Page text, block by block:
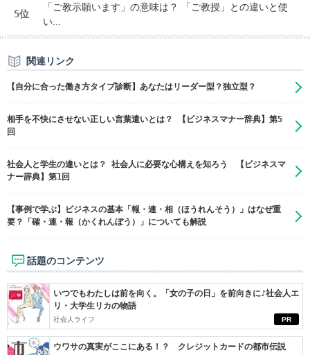
5位
「ご教示願います」の意味は？ 「ご教授」との違いと使
い...
関連リンク
【自分に合った働き方タイプ診断】あなたはリーダー型？独立型？
相手を不快にさせない正しい言葉遣いとは？ 【ビジネスマナー辞典】第5
回
社会人と学生の違いとは？ 社会人に必要な心構えを知ろう 【ビジネスマ
ナー辞典】第1回
【事例で学ぶ】ビジネスの基本「報・連・相（ほうれんそう）」はなぜ重
要？「確・連・報（かくれんぼう）」についても解説
話題のコンテンツ
PR
いつでもわたしは前を向く。「女の子の日」を前向きに♪社会人エ
リ・大学生リカの物語
社会人ライフ
ウワサの真実がここにある！？ クレジットカードの都市伝説